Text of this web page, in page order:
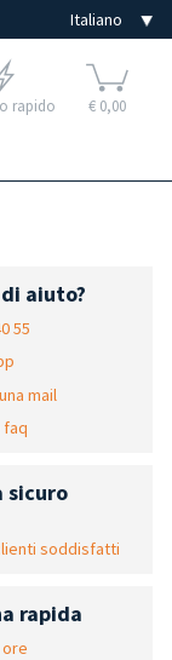
rapido € 0,00
aiuto?
55
mail
faq
sicuro
soddisfatti
rapida
ore